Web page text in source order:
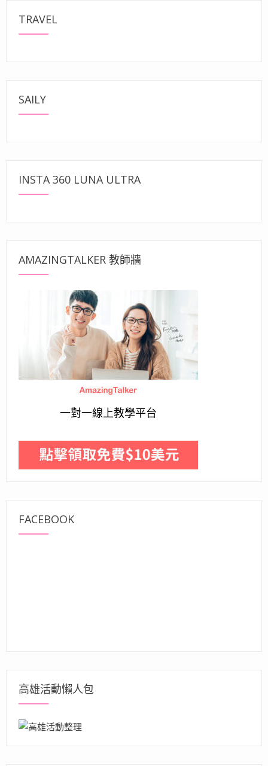
TRAVEL
SAILY
INSTA 360 LUNA ULTRA
AMAZINGTALKER 教師牆
一對一線上教學平台
FACEBOOK
高雄活動懶人包